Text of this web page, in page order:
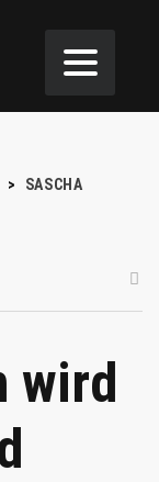
>
SASCHA
wird